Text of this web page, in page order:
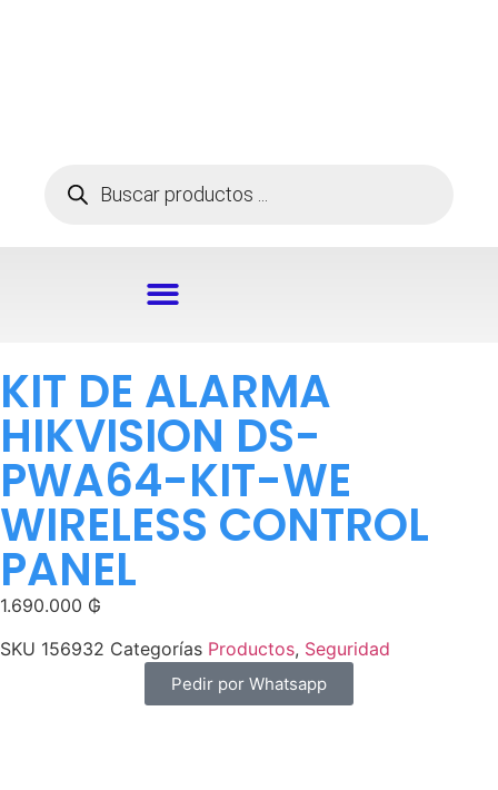
KIT DE ALARMA
HIKVISION DS-
PWA64-KIT-WE
WIRELESS CONTROL
PANEL
1.690.000 ₲
SKU 156932 Categorías Productos, Seguridad
Pedir por Whatsapp